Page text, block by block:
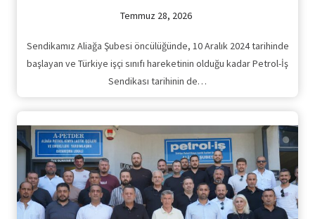
Temmuz 28, 2026
Sendikamız Aliağa Şubesi öncülüğünde, 10 Aralık 2024 tarihinde
başlayan ve Türkiye işçi sınıfı hareketinin olduğu kadar Petrol-İş
Sendikası tarihinin de…